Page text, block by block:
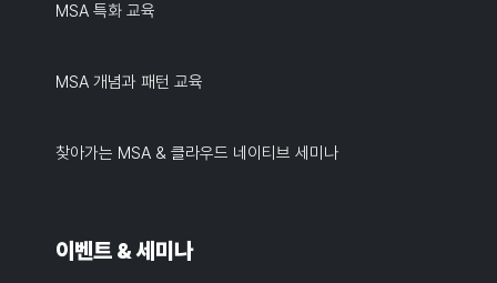
MSA 특화 교육
MSA 개념과 패턴 교육
찾아가는 MSA & 클라우드 네이티브 세미나
이벤트 & 세미나